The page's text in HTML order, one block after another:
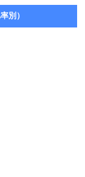
別）